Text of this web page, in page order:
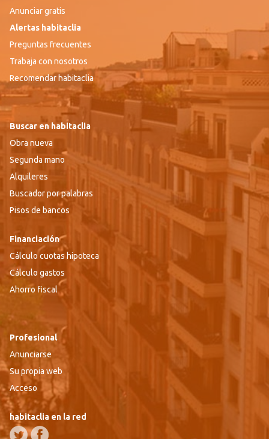
Anunciar gratis
Alertas habitaclia
Preguntas frecuentes
Trabaja con nosotros
Recomendar habitaclia
Buscar en habitaclia
Obra nueva
Segunda mano
Alquileres
Buscador por palabras
Pisos de bancos
Financiación
Cálculo cuotas hipoteca
Cálculo gastos
Ahorro fiscal
Profesional
Anunciarse
Su propia web
Acceso
habitaclia en la red